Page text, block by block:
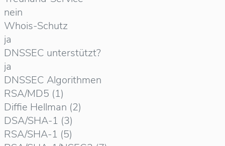
nein
Whois-Schutz
ja
DNSSEC unterstützt?
ja
DNSSEC Algorithmen
RSA/MD5 (1)
Diffie Hellman (2)
DSA/SHA-1 (3)
RSA/SHA-1 (5)